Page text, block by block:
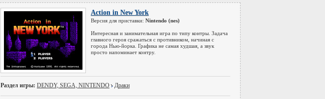
Action in New York
Версия для приставки: Nintendo (nes)
Интересная и занимательная игра по типу контры. Задача
главного героя сражаться с противником, начиная с
города Нью-йорка. Графика не самая худшая, а звук
просто напоминает контру.
Раздел игры: DENDY, SEGA, NINTENDO Драки